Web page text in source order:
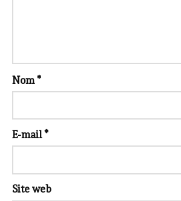
Nom*
E-mail*
Site web